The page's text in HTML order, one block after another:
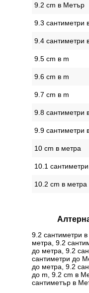
9.2 cm в Метър
9.3 сантиметри
9.4 сантиметри
9.5 cm в m
9.6 cm в m
9.7 cm в m
9.8 сантиметри
9.9 сантиметри
10 cm в метра
10.1
10.2 cm в метра
9.2 сантиметри
метра, 9.2
до метра, 9.2
сантиметри до
до метра, 9.2
до m, 9.2 cm в
сантиметър в